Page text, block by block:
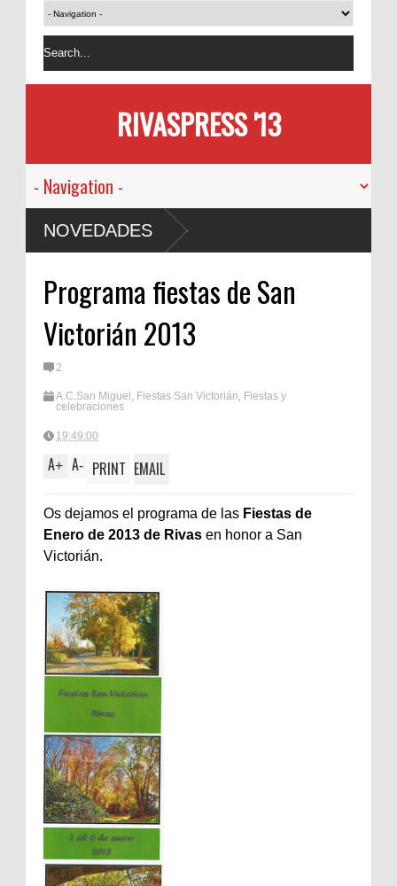
RIVASPRESS '13
NOVEDADES
Programa fiestas de San
Victorián 2013
2
A.C.San Miguel , Fiestas San Victorián, Fiestas y
celebraciones
19:49:00
A+ A- PRINT EMAIL
Os dejamos el programa de las Fiestas de
Enero de 2013 de Rivas en honor a San
Victorián.